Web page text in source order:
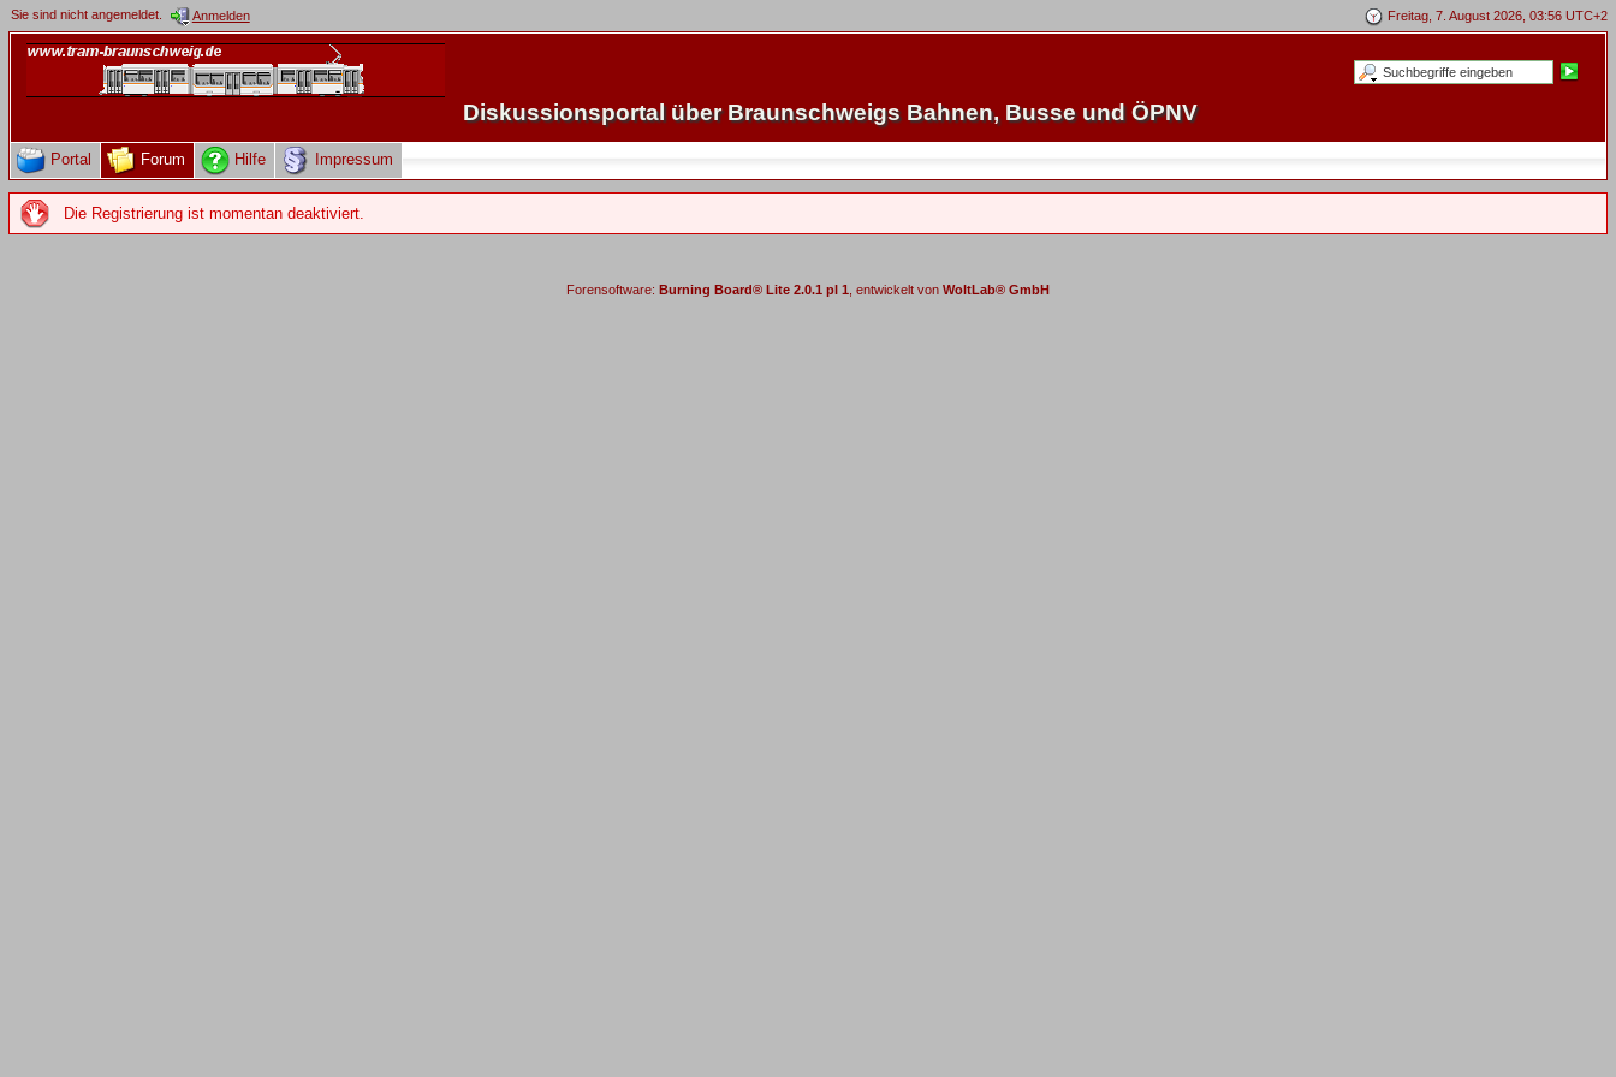
Freitag, 7. August 2026, 03:56 UTC+2
Sie sind nicht angemeldet. Anmelden
Diskussionsportal über Braunschweigs Bahnen, Busse und ÖPNV
Portal Forum Hilfe Impressum
Die Registrierung ist momentan deaktiviert.
Forensoftware: Burning Board® Lite 2.0.1 pl 1 , entwickelt von WoltLab® GmbH